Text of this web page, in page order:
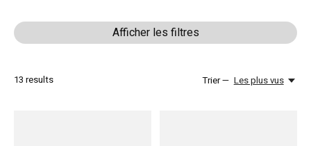
Afficher les filtres
13 results Trier — Les plus vus